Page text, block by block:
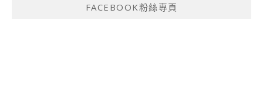
FACEBOOK粉絲專頁